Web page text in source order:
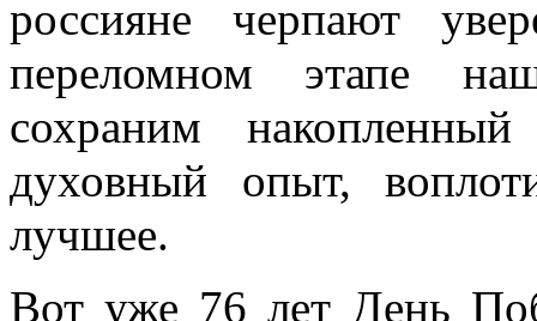
россияне черпают
переломном этапе
сохраним
духовный опыт,
лучшее.
Вот уже 76 лет День